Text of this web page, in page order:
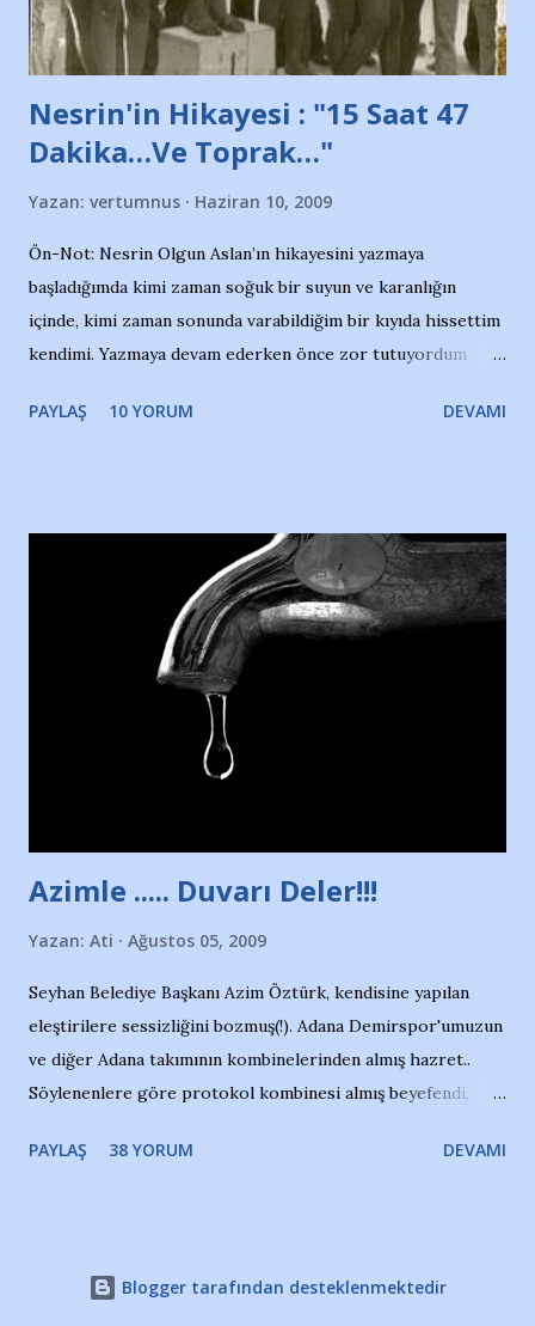
yazının hemen ardından bu habe...
Nesrin'in Hikayesi : "15 Saat 47
Dakika…Ve Toprak…"
Yazan: vertumnus Haziran 10, 2009
Ön-Not: Nesrin Olgun Aslan’ın hikayesini yazmaya
başladığımda kimi zaman soğuk bir suyun ve karanlığın
içinde, kimi zaman sonunda varabildiğim bir kıyıda hissettim
kendimi. Yazmaya devam ederken önce zor tutuyordum
Yazımı, ağlayarak bitirebildim ancak…Kendisinin web
Nesrin’in Hikayesi’ne başlıyorum… 1964 Adana Yüzme
havuzunun kenarında 7 yaşında kara kuru bir kız çocuğu
duruyor. Havuzun içinde Adana Demirspor Kulübü
yüzücüleri. Erkekler çoğunlukta. Küçük kız etrafına bakıyor.
Sadece 4 kız çocuğu var. Nesrin, Adana Demirspor’un 4
kızından biri oluyor o gün…Giriyor havuza. 1973 – 1975
Adana Nesrin, 16 yaşında. Yüzüyor. 7 yaşında girdiği
Türkiye 3.lüğü var. 17 yaşında mar...
PAYLAŞ 10 YORUM DEVAMI
Azimle ..... Duvarı Deler!!!
Yazan: Ati Ağustos 05, 2009
Seyhan Belediye Başkanı Azim Öztürk, kendisine yapılan
eleştirilere sessizliğini bozmuş(!). Adana Demirspor'umuzun
ve diğer Adana takımının kombinelerinden almış hazret..
Söylenenlere göre protokol kombinesi almış beyefendi,
ki kombineyi Bekir Başkan'dan alırken; dillere destan..
Takımıma maddi gelir oldu diye seviniyorum, fakat bu
PAYLAŞ 38 YORUM DEVAMI
Blogger tarafından desteklenmektedir